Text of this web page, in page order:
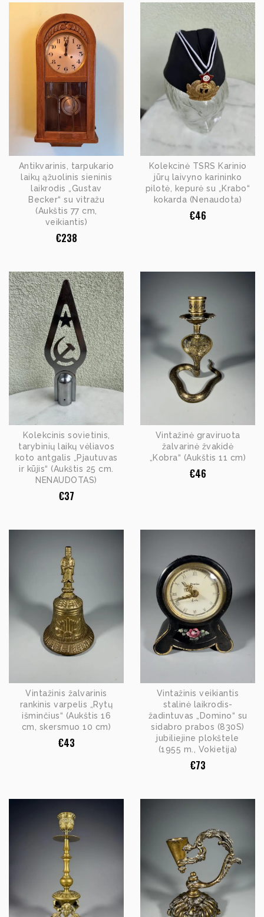
Antikvarinis, tarpukario
laikų ąžuolinis sieninis
laikrodis „Gustav
Becker“ su vitražu
(Aukštis 77 cm,
veikiantis)
€238
Kolekcinė TSRS Karinio
jūrų laivyno karininko
pilotė, kepurė su „Krabo“
kokarda (Nenaudota)
€46
Kolekcinis sovietinis,
tarybinių laikų vėliavos
koto antgalis „Pjautuvas
ir kūjis“ (Aukštis 25 cm.
NENAUDOTAS)
€37
Vintažinė graviruota
žalvarinė žvakidė
„Kobra“ (Aukštis 11 cm)
€46
Vintažinis žalvarinis
rankinis varpelis „Rytų
išminčius“ (Aukštis 16
cm, skersmuo 10 cm)
€43
Vintažinis veikiantis
stalinė laikrodis-
žadintuvas „Domino“ su
sidabro prabos (830S)
jubiliejine plokštele
(1955 m., Vokietija)
€73